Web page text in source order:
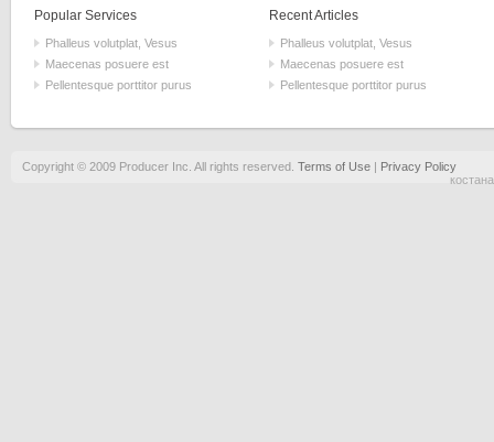
Popular Services
Phalleus volutplat, Vesus
Maecenas posuere est
Pellentesque porttitor purus
Recent Articles
Phalleus volutplat, Vesus
Maecenas posuere est
Pellentesque porttitor purus
Copyright © 2009 Producer Inc. All rights reserved. Terms of Use| Privacy Policy